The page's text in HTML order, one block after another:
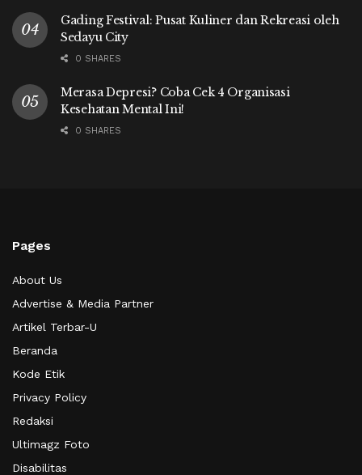
Gading Festival: Pusat Kuliner dan Rekreasi oleh
Sedayu City
0 SHARES
Merasa Depresi? Coba Cek 4 Organisasi
Kesehatan Mental Ini!
0 SHARES
Pages
About Us
Advertise & Media Partner
Artikel Terbar-U
Beranda
Kode Etik
Privacy Policy
Redaksi
Ultimagz Foto
Disabilitas